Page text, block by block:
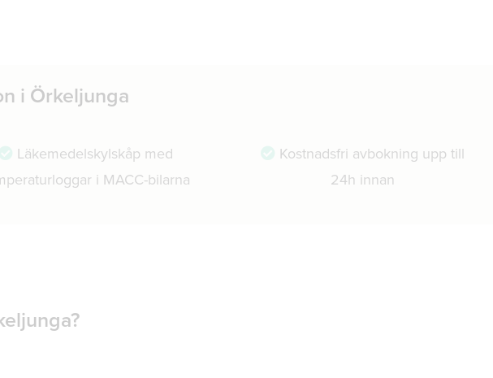
i Örkeljunga
Läkemedelskylskåp med
i MACC-bilarna
Kostnadsfri avbokning upp till
24h innan